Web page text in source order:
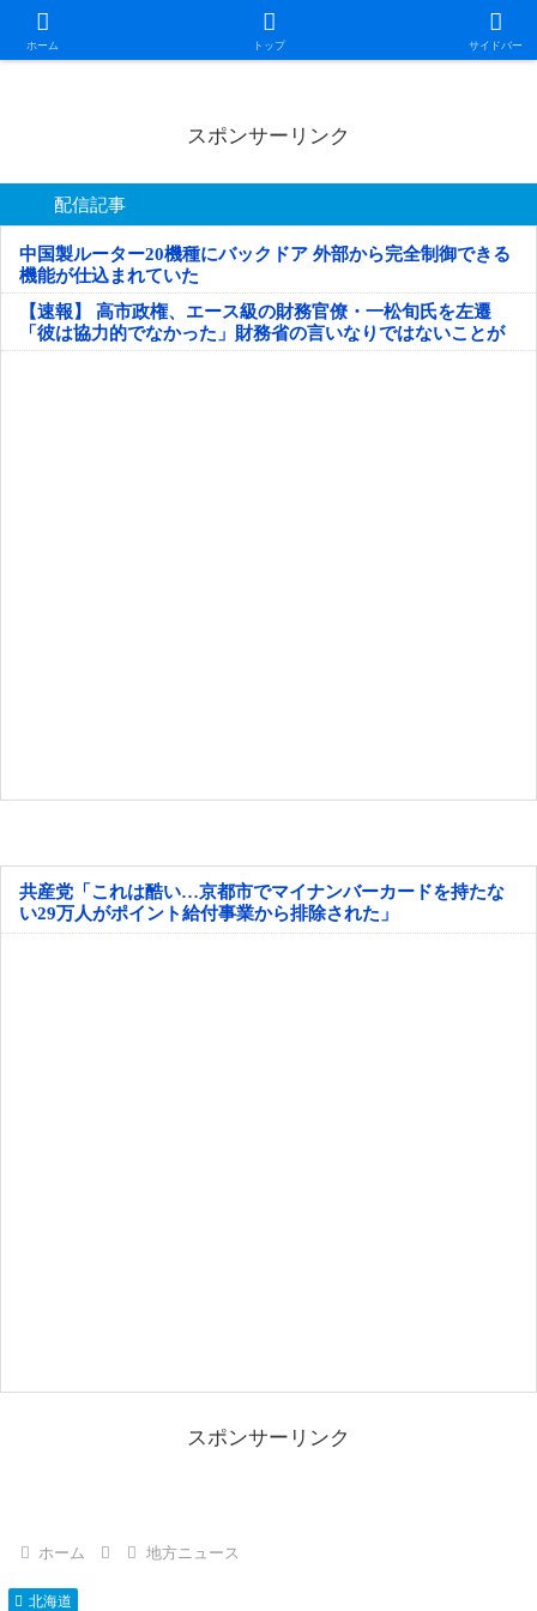
ホーム トップ サイドバー
日本第一！ニュース録
スポンサーリンク
配信記事
中国製ルーター20機種にバックドア 外部から完全制御できる
機能が仕込まれていた
【速報】 高市政権、エース級の財務官僚・一松旬氏を左遷
「彼は協力的でなかった」財務省の言いなりではないことが
判明
共産党「これは酷い…京都市でマイナンバーカードを持たな
い29万人がポイント給付事業から排除された」
スポンサーリンク
ホーム 地方ニュース
北海道